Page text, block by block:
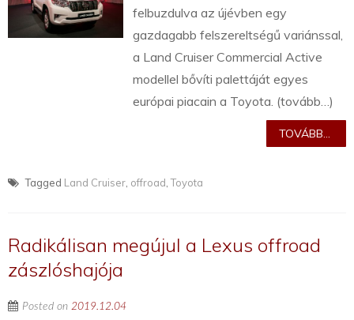
felbuzdulva az újévben egy
gazdagabb felszereltségű variánssal,
a Land Cruiser Commercial Active
modellel bővíti palettáját egyes
európai piacain a Toyota. (tovább…)
TOVÁBB...
Tagged Land Cruiser offroad ,Toyota
Radikálisan megújul a Lexus offroad
zászlóshajója
Posted on 2019.12.04